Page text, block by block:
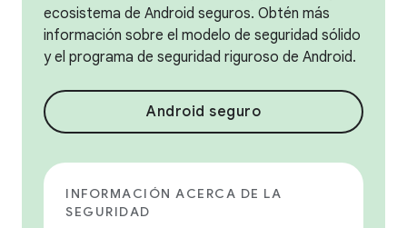
ecosistema de Android seguros. Obtén más
información sobre el modelo de seguridad sólido
y el programa de seguridad riguroso de Android.
Android seguro
INFORMACIÓN ACERCA DE LA
SEGURIDAD